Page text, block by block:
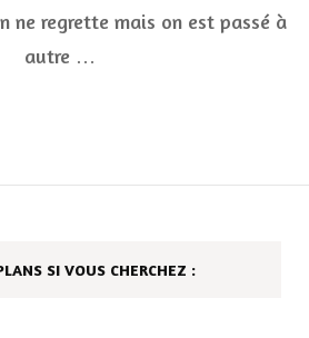
fait
ne regrette mais on est passé à
autre …
SI VOUS CHERCHEZ :